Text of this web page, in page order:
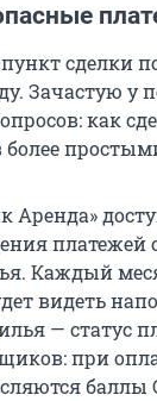
сделки
Зачастую у
как
более
Аренда»
платежей
Каждый
видеть
— статус
при
баллы